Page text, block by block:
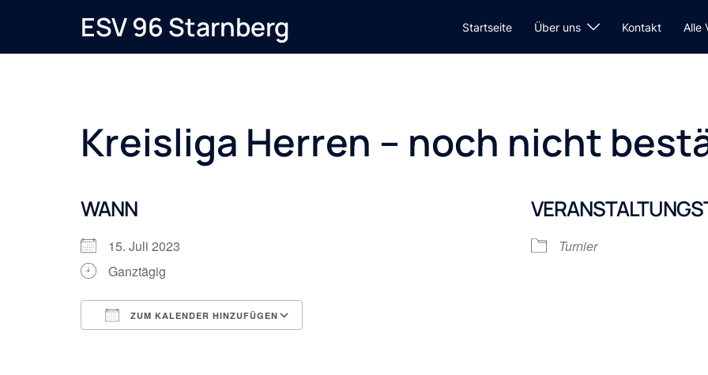
springen
ESV 96 Starnberg Startseite Über uns Kontakt Alle
Kreisliga Herren – noch nicht
WANN
15. Juli 2023
Ganztägig
ZUM KALENDER HINZUFÜGEN
Turnier